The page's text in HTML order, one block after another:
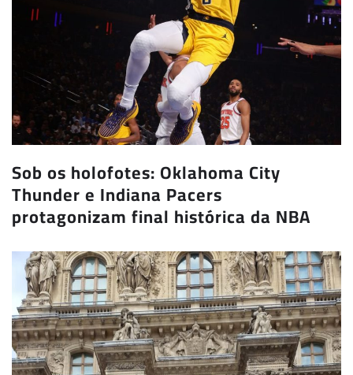
Sob os holofotes: Oklahoma City
Thunder e Indiana Pacers
protagonizam final histórica da NBA